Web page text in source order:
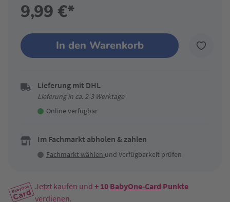
9,99 €*
In den Warenkorb
Lieferung mit DHL
Lieferung in ca. 2-3 Werktage
Online verfügbar
Im Fachmarkt abholen & zahlen
Fachmarkt wählen und Verfügbarkeit prüfen
Jetzt kaufen und + 10 BabyOne-Card Punkte
verdienen.